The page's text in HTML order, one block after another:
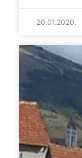
20.01.2020.